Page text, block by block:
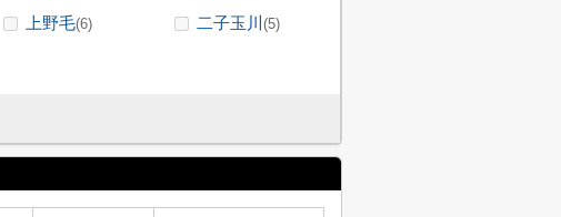
上野毛(6) 二子玉川 (5)